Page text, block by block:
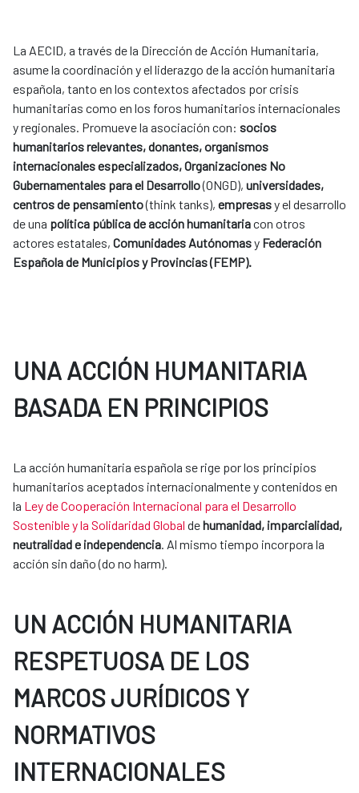
La AECID, a través de la Dirección de Acción Humanitaria,
asume la coordinación y el liderazgo de la acción humanitaria
española, tanto en los contextos afectados por crisis
humanitarias como en los foros humanitarios internacionales
y regionales. Promueve la asociación con: socios
humanitarios relevantes, donantes, organismos
internacionales especializados, Organizaciones No
Gubernamentales para el Desarrollo(ONGD), universidades,
centros de pensamiento(think tanks), empresasy el desarrollo
de una política pública de acción humanitariacon otros
actores estatales, Comunidades Autónomasy Federación
Española de Municipios y Provincias (FEMP).
UNA ACCIÓN HUMANITARIA
BASADA EN PRINCIPIOS
La acción humanitaria española se rige por los principios
humanitarios aceptados internacionalmente y contenidos en
la Ley de Cooperación Internacional para el Desarrollo
Sostenible y la Solidaridad Global dehumanidad, imparcialidad,
neutralidad e independencia. Al mismo tiempo incorpora la
acción sin daño (do no harm).
UN ACCIÓN HUMANITARIA
RESPETUOSA DE LOS
MARCOS JURÍDICOS Y
NORMATIVOS
INTERNACIONALES